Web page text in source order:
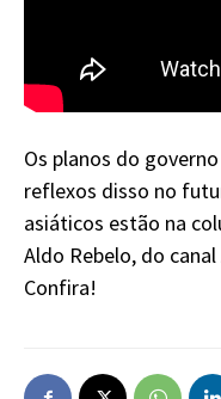
Os planos do
reflexos disso no
asiáticos estão na
Aldo Rebelo, do
Confira!